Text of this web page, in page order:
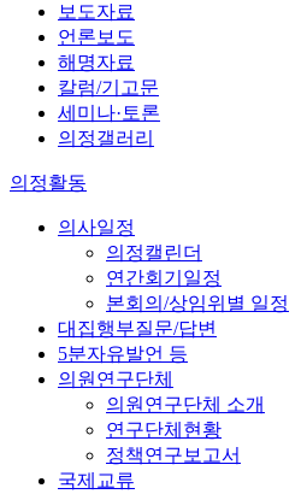
보도자료
언론보도
해명자료
칼럼/기고문
세미나·토론
의정갤러리
의정활동
의사일정
의정캘린더
연간회기일정
본회의/상임위별 일정
대집행부질문/답변
5분자유발언 등
의원연구단체
의원연구단체 소개
연구단체현황
정책연구보고서
국제교류